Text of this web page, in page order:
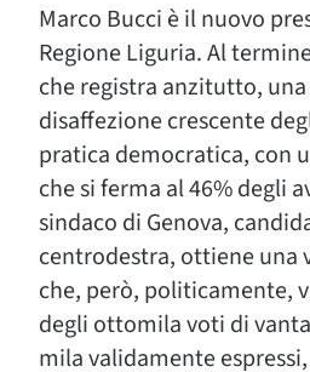
Marco Bucci è il nuovo
Regione Liguria. Al
che registra anzitutto,
disaffezione crescente
pratica democratica, con
che si ferma al 46% degli
sindaco di Genova,
centrodestra, ottiene una
che, però, politicamente,
degli ottomila voti di
mila validamente